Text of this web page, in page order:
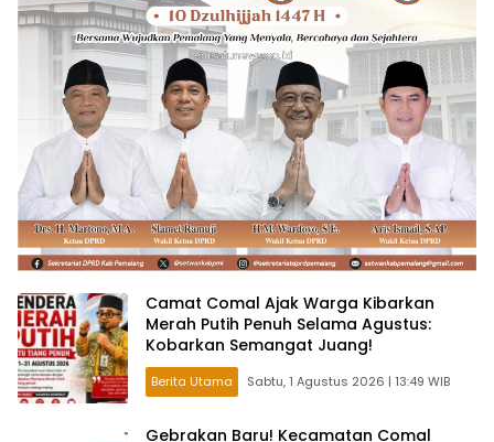
Camat Comal Ajak Warga Kibarkan
Merah Putih Penuh Selama Agustus:
Kobarkan Semangat Juang!
Berita Utama Sabtu, 1 Agustus 2026 | 13:49 WIB
Gebrakan Baru! Kecamatan Comal